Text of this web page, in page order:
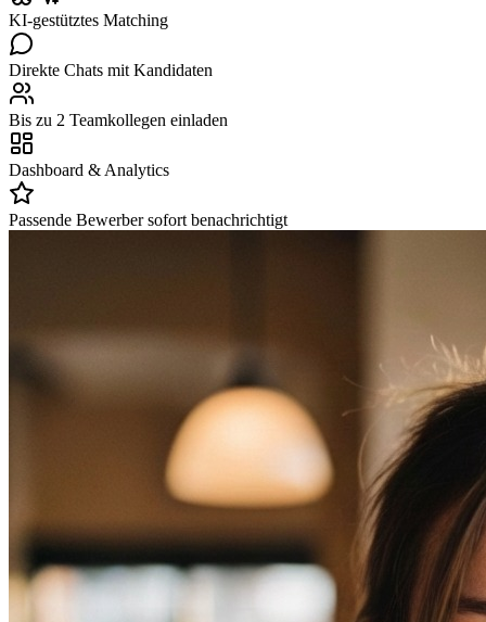
KI-gestütztes Matching
Direkte Chats mit Kandidaten
Bis zu 2 Teamkollegen einladen
Dashboard & Analytics
Passende Bewerber sofort benachrichtigt